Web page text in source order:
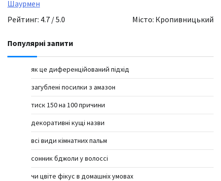
Шаурмен
Рейтинг: 4.7 / 5.0
Місто: Кропивницький
Популярні запити
як це диференційований підхід
загублені посилки з амазон
тиск 150 на 100 причини
декоративні кущі назви
всі види кімнатних пальм
сонник бджоли у волоссі
чи цвіте фікус в домашніх умовах